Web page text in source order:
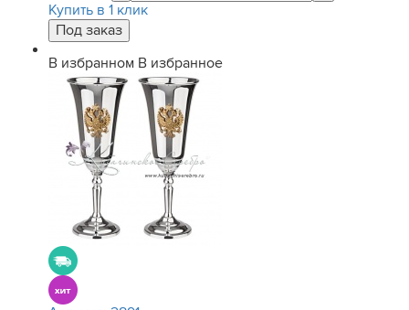
Купить в 1 клик
В избранном В избранное